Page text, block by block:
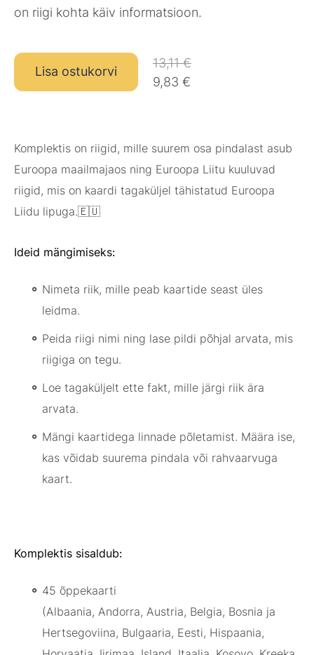
on riigi kohta käiv informatsioon.
Lisa ostukorvi
13,11 €
9,83 €
Komplektis on riigid, mille suurem osa pindalast asub
Euroopa maailmajaos ning Euroopa Liitu kuuluvad
riigid, mis on kaardi tagaküljel tähistatud Euroopa
Liidu lipuga.🇪🇺
Ideid mängimiseks:
Nimeta riik, mille peab kaartide seast üles
leidma.
Peida riigi nimi ning lase pildi põhjal arvata, mis
riigiga on tegu.
Loe tagaküljelt ette fakt, mille järgi riik ära
arvata.
Mängi kaartidega linnade põletamist. Määra ise,
kas võidab suurema pindala või rahvaarvuga
kaart.
Komplektis sisaldub:
45 õppekaarti
(Albaania, Andorra, Austria, Belgia, Bosnia ja
Hertsegoviina, Bulgaaria, Eesti, Hispaania,